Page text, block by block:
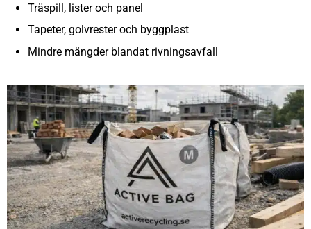
Träspill, lister och panel
Tapeter, golvrester och byggplast
Mindre mängder blandat rivningsavfall